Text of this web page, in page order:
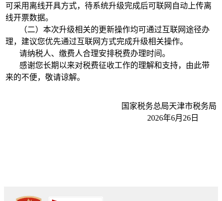
可采用离线开具方式，待系统升级完成后可联网自动上传离
线开票数据。
（二）本次升级相关的更新操作均可通过互联网途径办
理，建议您优先通过互联网方式完成升级相关操作。
请纳税人、缴费人合理安排税费办理时间。
感谢您长期以来对税费征收工作的理解和支持，由此带
来的不便，敬请谅解。
国家税务总局天津市税务局
2026年6月26日